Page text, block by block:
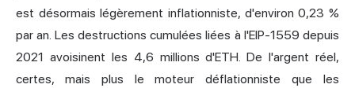
est désormais légèrement inflationniste, d'environ 0,23 %
par an. Les destructions cumulées liées à l'EIP-1559 depuis
2021 avoisinent les 4,6 millions d'ETH. De l'argent réel,
certes, mais plus le moteur déflationniste que les